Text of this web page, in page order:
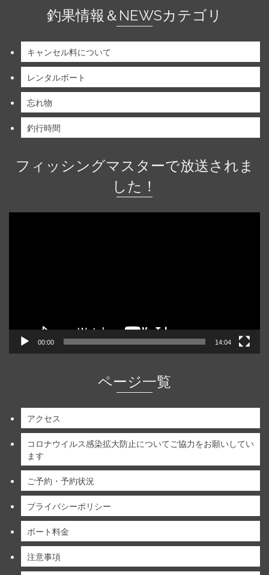
釣果情報＆NEWSカテゴリ
キャンセル料について
レンタルボート
忘れ物
釣行時間
フィッシングマスターで放送されま
した！
00:00 14:04
ページ一覧
アクセス
コロナウイルス感染拡大防止についてご協力をお願いしてい
ます
ご予約・予約状況
プライバシーポリシー
ボート料金
注意事項